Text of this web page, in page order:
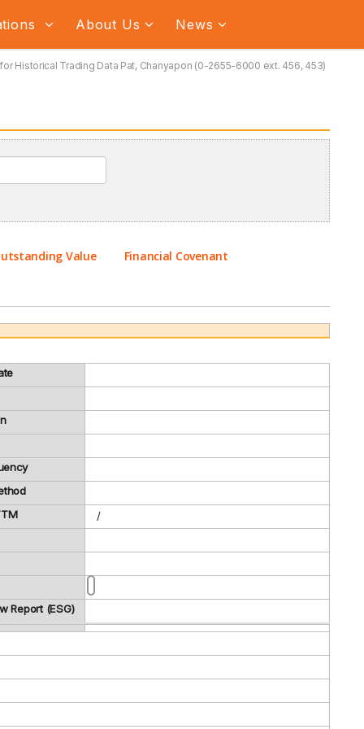
About Us News
Historical Trading Data Pat, Chanyapon (0-2655-6000 ext. 456, 453)
Value Financial Covenant
/
Report (ESG)